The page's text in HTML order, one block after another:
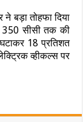
बड़ा तोहफा दिया
350 सीसी तक की
18 प्रतिशत
व्हीकल्स पर